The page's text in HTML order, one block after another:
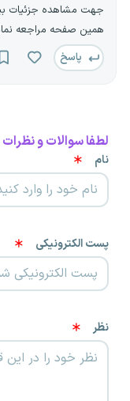
جهت مشاهده جزئیات
همین صفحه مراجعه
پاسخ
لطفا سوالات و نظرات
نام
پست الکترونیکی
نظر